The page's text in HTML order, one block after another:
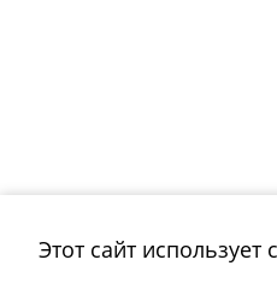
Этот сайт